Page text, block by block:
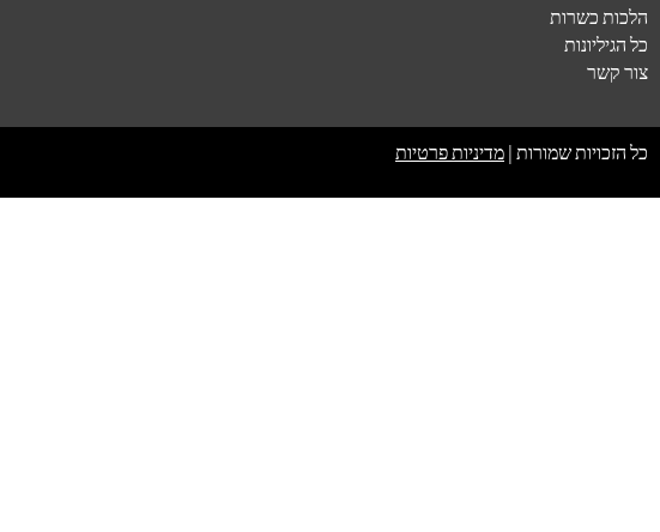
הלכות כשרות
כל הגיליונות
צור קשר
כל הזכויות שמורות |מדיניות פרטיות